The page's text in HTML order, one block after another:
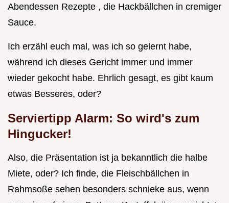
Abendessen Rezepte , die Hackbällchen in cremiger
Sauce.
Ich erzähl euch mal, was ich so gelernt habe,
während ich dieses Gericht immer und immer
wieder gekocht habe. Ehrlich gesagt, es gibt kaum
etwas Besseres, oder?
Serviertipp Alarm: So wird's zum
Hingucker!
Also, die Präsentation ist ja bekanntlich die halbe
Miete, oder? Ich finde, die Fleischbällchen in
Rahmsoße sehen besonders schnieke aus, wenn